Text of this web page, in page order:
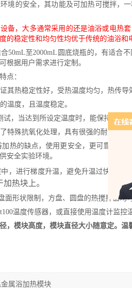
境的安全，其功能及可加热可搅拌，
备，大多通常采用的还是油浴或电热
的稳定性和均匀性均优于传统的油浴
50mL至2000mL圆底烧瓶的，有适合
根据用户需求进行定制。
点：
其热稳定性好，受热温度均匀，热传导
温度，且温度稳定。
试，当达到所设定温度时，能保持设定
特殊抗氧化处理，具有很强的耐腐蚀性
热的缺点，使用更安全，更可靠，更
安全实验环境。
，进行梯度升温，避免升温过快造成过
热块上。
面形状限制，方盘、圆盘的热搅拌器均
温度传感器，或直接使用温度计监控
，模块高度，模块直径大小随意定。